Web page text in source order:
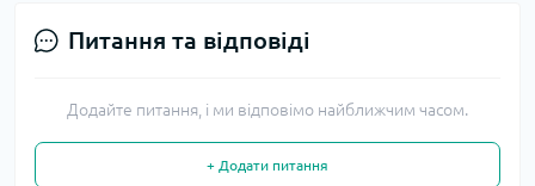
Питання та відповіді
Додайте питання, і ми відповімо найближчим часом.
+ Додати питання